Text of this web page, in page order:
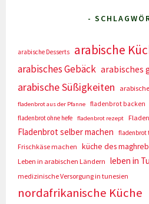
-
arabische Desserts arabische
arabisches Gebäck arabisches
arabische Süßigkeiten
fladenbrot aus der Pfanne fladenbrot backen
fladenbrot ohne hefe
fladenbrot rezept
Fladenbrot selber machen fladenbrot
Frischkäse machen
küche des maghreb
Leben in arabischen Ländern
leben in
medizinische Versorgung in tunesien
nordafrikanische Küche